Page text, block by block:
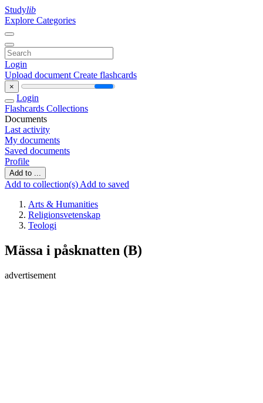
Studylib
Explore Categories
Login
Upload document Create flashcards
×
Login
Flashcards Collections
Documents
Last activity
My documents
Saved documents
Profile
Add to ...
Add to collection(s) Add to saved
Arts & Humanities
Religionsvetenskap
Teologi
Mässa i påsknatten (B)
advertisement